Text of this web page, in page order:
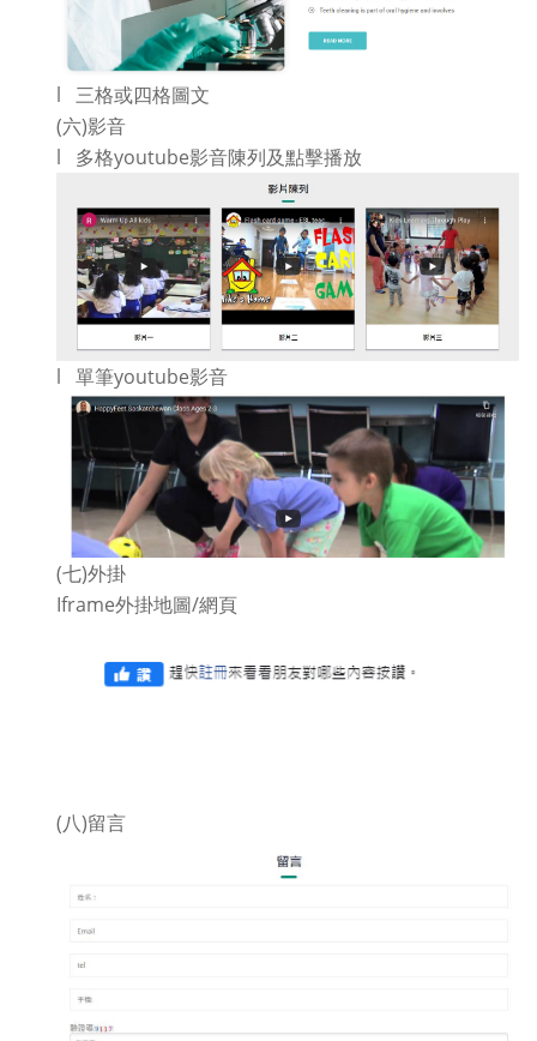
l 三格或四格圖文
(六)影音
l 多格youtube影音陳列及點擊播放
l 單筆youtube影音
(七)外掛
Iframe外掛地圖/網頁
(八)留言